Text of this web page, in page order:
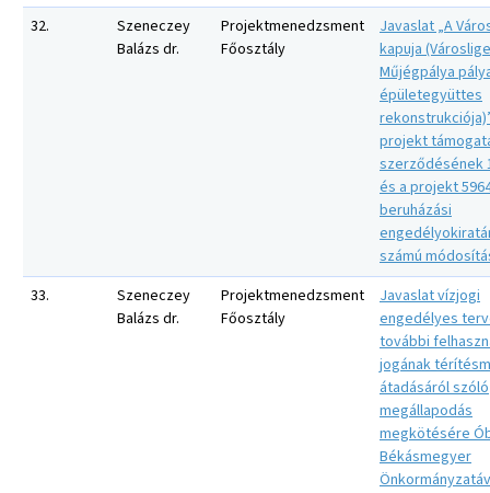
32.
Szeneczey
Balázs dr.
Projektmenedzsment
Főosztály
Javaslat „A
kapuja
Műjégpálya
épületegyüttes
projekt
szerződésének
és a projekt
beruházási
számú
33.
Szeneczey
Balázs dr.
Projektmenedzsment
Főosztály
Javaslat vízjogi
engedélyes
további
jogának
átadásáról szóló
megállapodás
megkötésére
Békásmegyer